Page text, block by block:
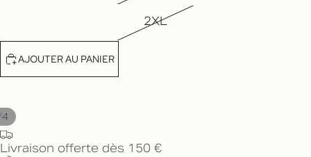
4
2XL
AJOUTER AU PANIER
Livraison offerte dès 150 €